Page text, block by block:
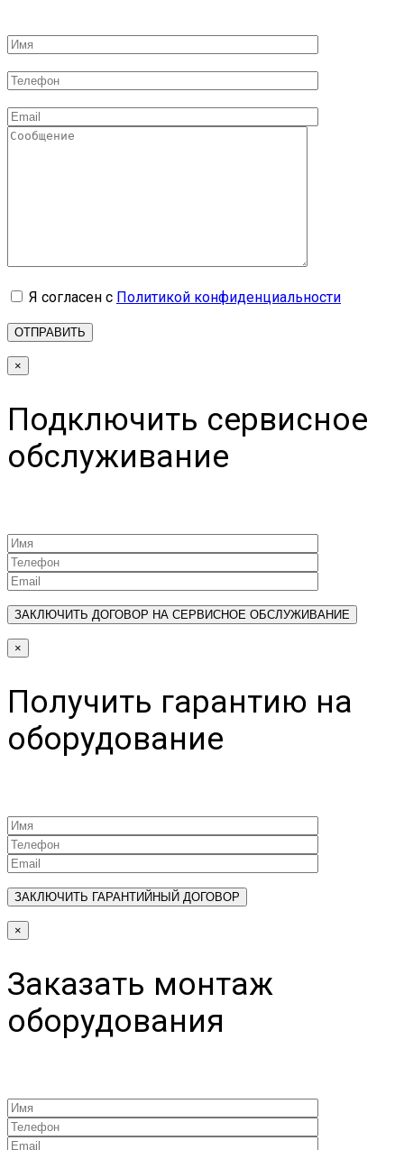
Я согласен с Политикой конфиденциальности
×
Подключить сервисное
обслуживание
×
Получить гарантию на
оборудование
×
Заказать монтаж
оборудования